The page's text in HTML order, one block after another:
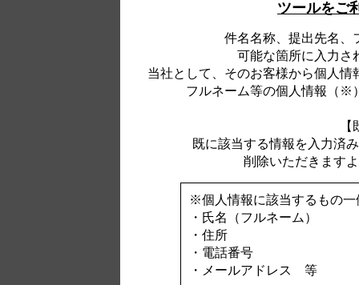
ツールをご
件名名称、提出先名、
可能な箇所に入力さ
当社として、そのお客様から個人
フルネーム等の個人情報（※
既に該当する情報を入力済
削除いただきます
※個人情報に該当するもの一
・氏名（フルネーム）
・住所
・電話番号
・メールアドレス 等